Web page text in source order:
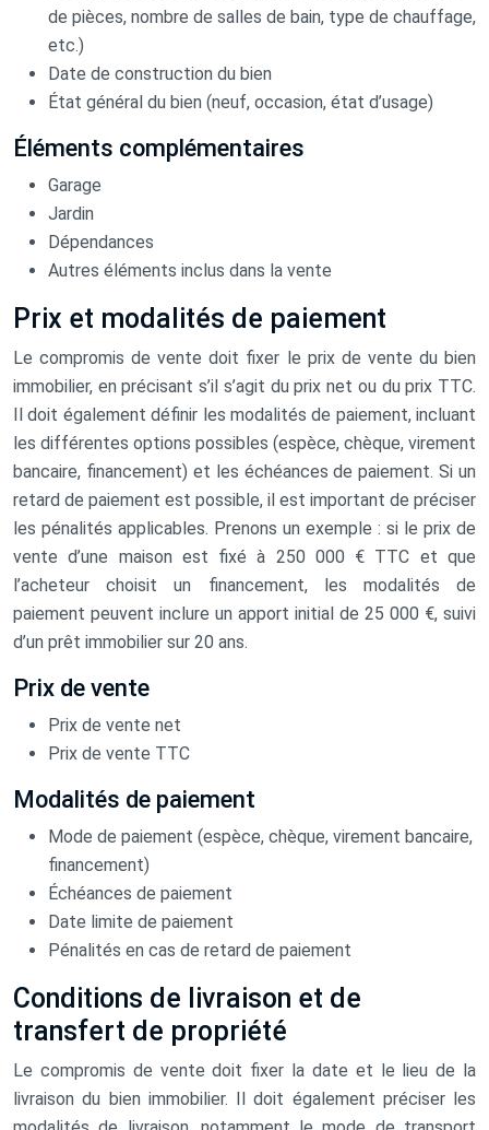
de pièces, nombre de salles de bain, type de chauffage,
etc.)
Date de construction du bien
État général du bien (neuf, occasion, état d’usage)
Éléments complémentaires
Garage
Jardin
Dépendances
Autres éléments inclus dans la vente
Prix et modalités de paiement
Le compromis de vente doit fixer le prix de vente du bien
immobilier, en précisant s’il s’agit du prix net ou du prix TTC.
Il doit également définir les modalités de paiement, incluant
les différentes options possibles (espèce, chèque, virement
bancaire, financement) et les échéances de paiement. Si un
retard de paiement est possible, il est important de préciser
les pénalités applicables. Prenons un exemple : si le prix de
vente d’une maison est fixé à 250 000 € TTC et que
l’acheteur choisit un financement, les modalités de
paiement peuvent inclure un apport initial de 25 000 €, suivi
d’un prêt immobilier sur 20 ans.
Prix de vente
Prix de vente net
Prix de vente TTC
Modalités de paiement
Mode de paiement (espèce, chèque, virement bancaire,
financement)
Échéances de paiement
Date limite de paiement
Pénalités en cas de retard de paiement
Conditions de livraison et de
transfert de propriété
Le compromis de vente doit fixer la date et le lieu de la
livraison du bien immobilier. Il doit également préciser les